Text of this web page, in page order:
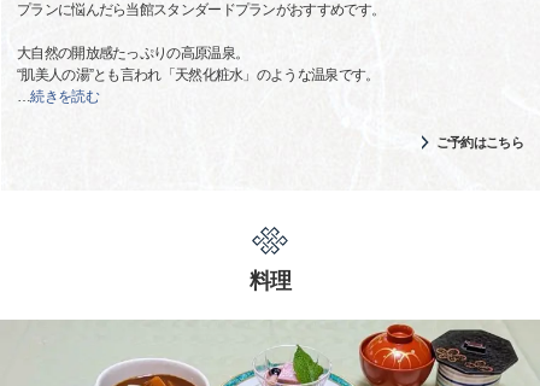
プランに悩んだら当館スタンダードプランがおすすめです。
大自然の開放感たっぷりの高原温泉。
“肌美人の湯”とも言われ「天然化粧水」のような温泉です。
…続きを読む
ご予約はこちら
料理